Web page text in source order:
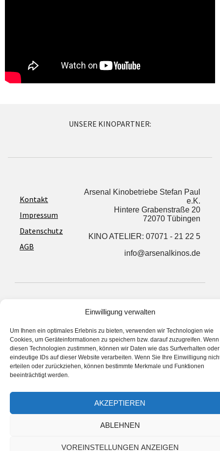
Einwilligung verwalten
Um Ihnen ein optimales Erlebnis zu bieten, verwenden wir Technologien wie
Cookies, um Geräteinformationen zu speichern bzw. darauf zuzugreifen.
diesen Technologien zustimmen, können wir Daten wie das Surfverhalten oder
eindeutige IDs auf dieser Website verarbeiten. Wenn Sie Ihre Einwilligung
erteilen oder zurückziehen, können bestimmte Merkmale und Funktionen
beeinträchtigt werden.
AKZEPTIEREN
ABLEHNEN
VOREINSTELLUNGEN ANZEIGEN
UNSERE KINOPARTNER:
Kontakt
Impressum
Datenschutz
AGB
Arsenal Kinobetriebe Stefan Paul
e.K.
Hintere Grabenstraße 20
72070 Tübingen
KINO ATELIER: 07071 - 21 22 5
info@arsenalkinos.de
His­to­rie der Privatsphäre‐Einstellungen
Ein­wil­li­gun­gen widerrufen